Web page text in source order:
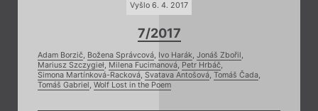
Vyšlo 6. 4. 2017
7/2017
Adam Borzič Božena Správcová Ivo Harák Jonáš Zbořil
Mariusz Szczygieł Milena Fucimanová Petr Hrbáč
Simona Martínková-Racková Svatava Antošová Tomáš Čada
Tomáš Gabriel Wolf Lost in the Poem